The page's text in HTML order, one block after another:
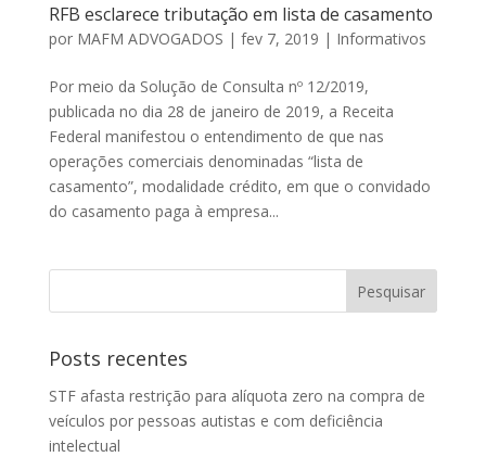
RFB esclarece tributação em lista de casamento
por MAFM ADVOGADOS | fev 7, 2019 | Informativos
Por meio da Solução de Consulta nº 12/2019,
publicada no dia 28 de janeiro de 2019, a Receita
Federal manifestou o entendimento de que nas
operações comerciais denominadas “lista de
casamento”, modalidade crédito, em que o convidado
do casamento paga à empresa...
Posts recentes
STF afasta restrição para alíquota zero na compra de
veículos por pessoas autistas e com deficiência
intelectual